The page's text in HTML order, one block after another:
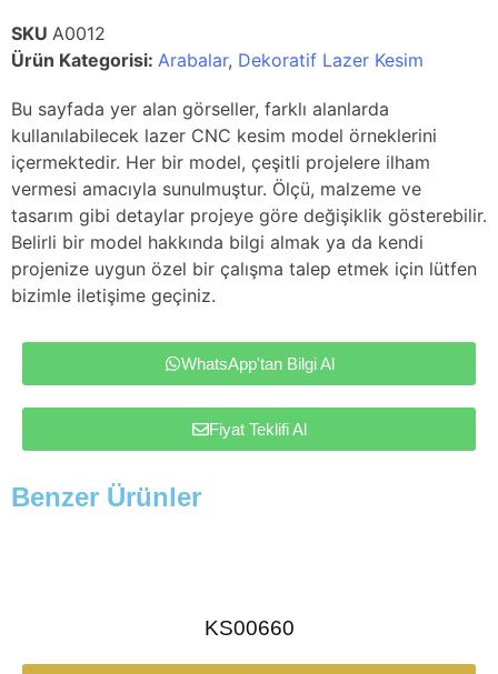
SKU A0012
Ürün Kategorisi: Arabalar, Dekoratif Lazer Kesim
Bu sayfada yer alan görseller, farklı alanlarda
kullanılabilecek lazer CNC kesim model örneklerini
içermektedir. Her bir model, çeşitli projelere ilham
vermesi amacıyla sunulmuştur. Ölçü, malzeme ve
tasarım gibi detaylar projeye göre değişiklik gösterebilir.
Belirli bir model hakkında bilgi almak ya da kendi
projenize uygun özel bir çalışma talep etmek için lütfen
bizimle iletişime geçiniz.
WhatsApp'tan Bilgi Al
Fiyat Teklifi Al
Benzer Ürünler
KS00660